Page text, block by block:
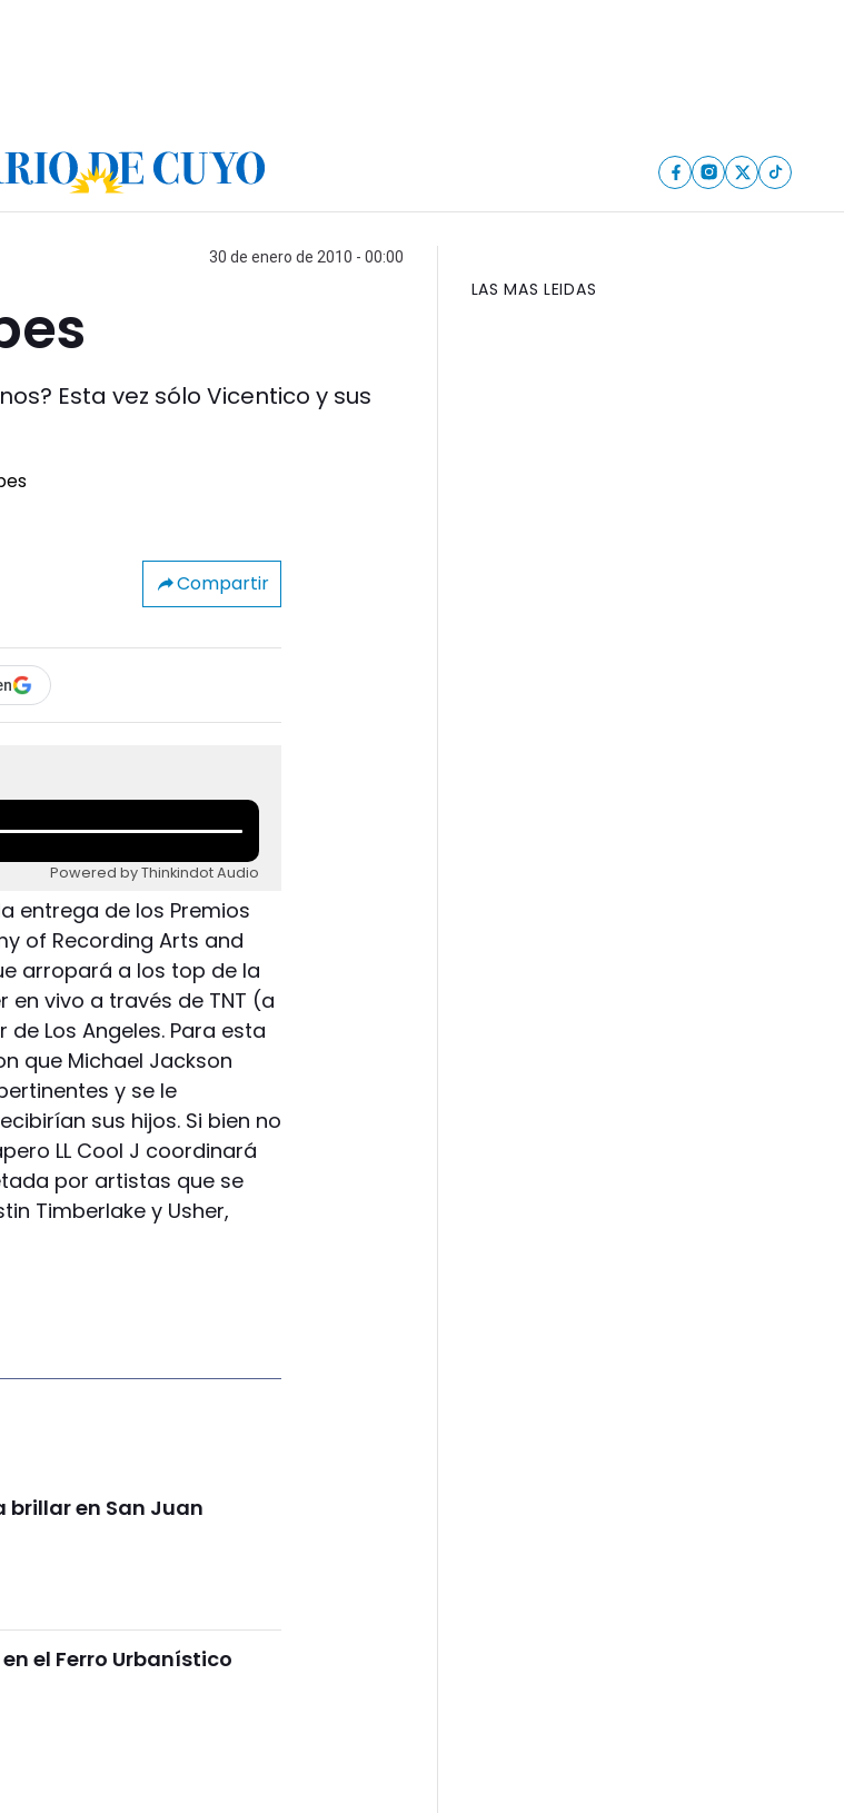
30 de enero de 2010 - 00:00
Esta vez sólo Vicentico y sus
Compartir
Powered by Thinkindot Audio
entrega de los Premios
of Recording Arts and
arropará a los top de la
en vivo a través de TNT (a
Los Angeles. Para esta
que Michael Jackson
y se le
sus hijos. Si bien no
LL Cool J coordinará
por artistas que se
Timberlake y Usher,
brillar en San Juan
el Ferro Urbanístico
LAS MAS LEIDAS